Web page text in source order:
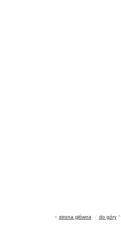
« strona główna - do góry^